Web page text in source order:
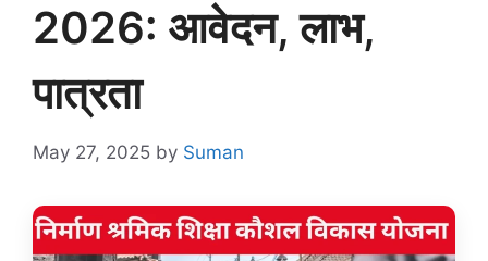
2026: आवेदन, लाभ,
पात्रता
May 27, 2025 by Suman